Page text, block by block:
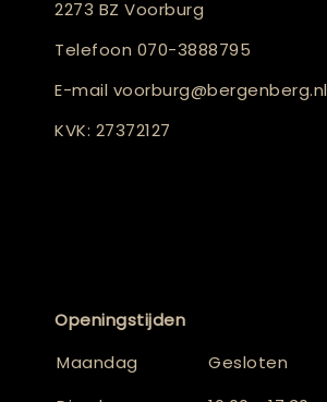
2273 BZ Voorburg
Telefoon 070-3888795
E-mail voorburg@bergenberg.nl
KVK: 27372127
Openingstijden
Maandag
Gesloten